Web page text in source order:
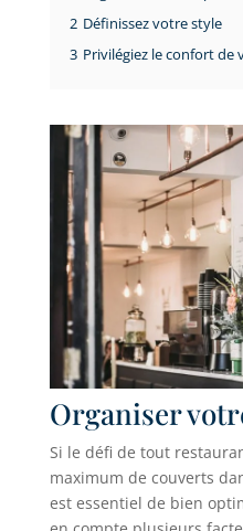
2 Définissez votre style
3 Privilégiez le confort de
Organiser
Si le défi de tout
maximum de couverts
est essentiel de bien